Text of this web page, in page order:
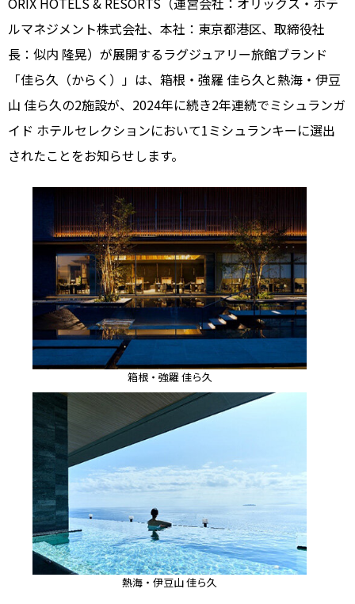
ルマネジメント株式会社、本社：東京都港区、取締役社
長：似内 隆晃）が展開するラグジュアリー旅館ブランド
「佳ら久（からく）」は、箱根・強羅 佳ら久と熱海・伊豆
山 佳ら久の2施設が、2024年に続き2年連続でミシュランガ
イド ホテルセレクションにおいて1ミシュランキーに選出
されたことをお知らせします。
箱根・強羅 佳ら久
熱海・伊豆山 佳ら久